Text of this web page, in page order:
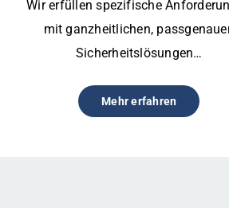
Wir erfüllen spezifische
mit ganzheitlichen,
Sicherheitslösungen…
Mehr erfahren